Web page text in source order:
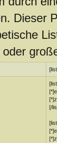
Dieser
oder
[/